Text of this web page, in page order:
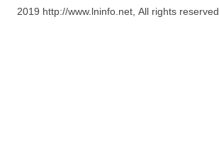
2019 http://www.lninfo.net, All rights reserved.